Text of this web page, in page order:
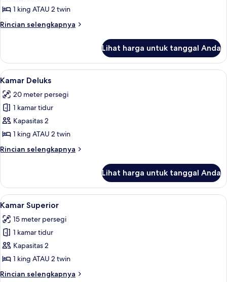
1 king ATAU 2 twin
Rincian selengkapnya
Rincian
Superior
Room
Lihat harga untuk tanggal Anda
Lihat
semua
foto
untuk
Kamar
Deluks
3
Kamar Deluks
20 meter persegi
1 kamar tidur
Kapasitas 2
1 king ATAU 2 twin
Rincian selengkapnya
Rincian
Kamar
Deluks
Lihat harga untuk tanggal Anda
Lihat
semua
foto
untuk
Kamar
Superior
2
Kamar Superior
15 meter persegi
1 kamar tidur
Kapasitas 2
1 king ATAU 2 twin
Rincian selengkapnya
Rincian